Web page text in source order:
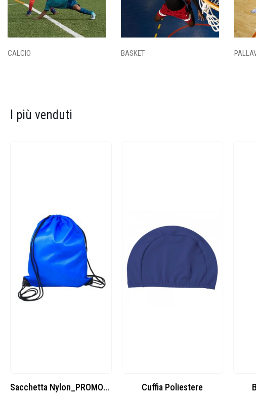
CALCIO BASKET
I più venduti
Cuffia Poliestere BS600 – 5139960